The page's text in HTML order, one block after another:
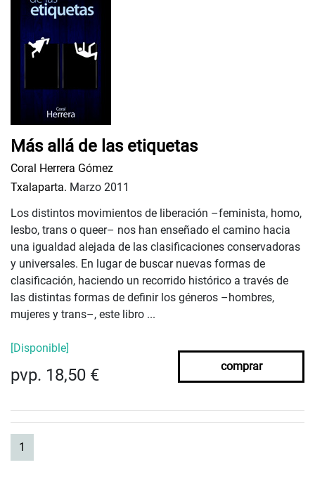
Más allá de las etiquetas
Coral Herrera Gómez
Txalaparta. Marzo 2011
Los distintos movimientos de liberación –feminista, homo,
lesbo, trans o queer– nos han enseñado el camino hacia
una igualdad alejada de las clasificaciones conservadoras
y universales. En lugar de buscar nuevas formas de
clasificación, haciendo un recorrido histórico a través de
las distintas formas de definir los géneros –hombres,
mujeres y trans–, este libro ...
[Disponible]
pvp. 18,50 € comprar
1